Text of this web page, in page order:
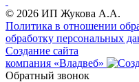
© 2026 ИП Жукова А.А.
Политика в отношении
обработку персональных
Создание сайта
компания «Владвеб»
Обратный звонок